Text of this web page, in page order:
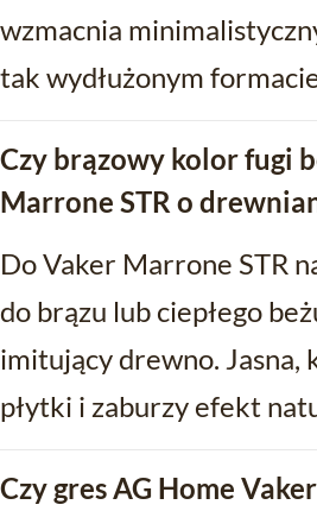
wzmacnia
tak wydłużonym
Czy brązowy kolor fugi
Marrone STR o
Do Vaker Marrone STR
do brązu lub ciepłego
imitujący drewno.
płytki i zaburzy efekt
Czy gres AG Home